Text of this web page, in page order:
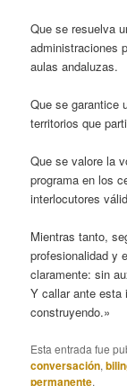
Que se resuelva
administraciones
aulas andaluzas.
Que se garantice
territorios que
Que se valore la
programa en los
interlocutores
Mientras tanto,
profesionalidad y
claramente: sin
Y callar ante esta
construyendo.»
Esta entrada fue
conversación,
permanente.